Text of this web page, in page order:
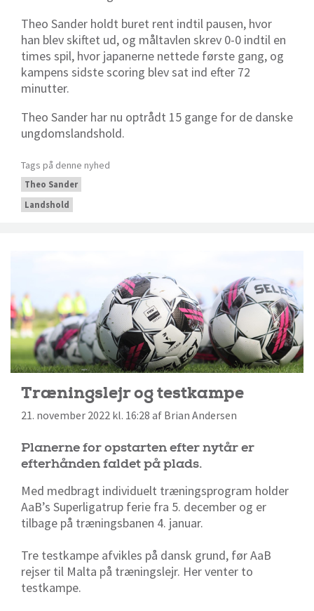
Theo Sander holdt buret rent indtil pausen, hvor
han blev skiftet ud, og måltavlen skrev 0-0 indtil en
times spil, hvor japanerne nettede første gang, og
kampens sidste scoring blev sat ind efter 72
minutter.
Theo Sander har nu optrådt 15 gange for de danske
ungdomslandshold.
Tags på denne nyhed
Theo Sander
Landshold
Træningslejr og testkampe
21. november 2022 kl. 16:28 af Brian Andersen
Planerne for opstarten efter nytår er
efterhånden faldet på plads.
Med medbragt individuelt træningsprogram holder
AaB’s Superligatrup ferie fra 5. december og er
tilbage på træningsbanen 4. januar.
Tre testkampe afvikles på dansk grund, før AaB
rejser til Malta på træningslejr. Her venter to
testkampe.